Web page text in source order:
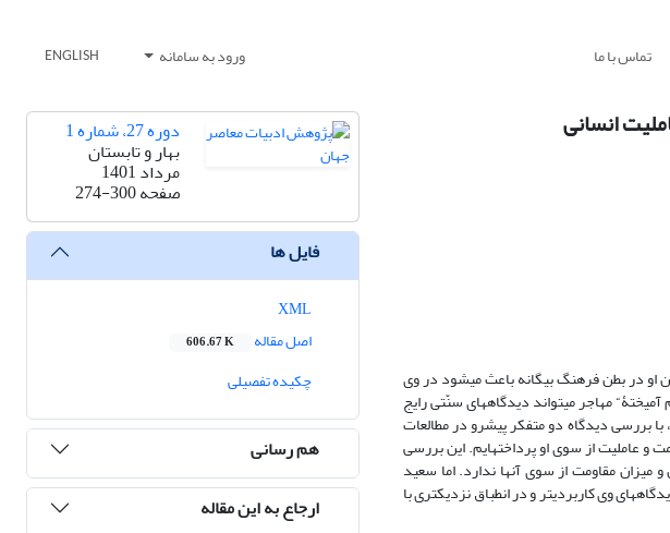
تماس با ما ورود به سامانه ENGLISH
انسانی
او در بطن فرهنگ بیگانه باعث می­شود در وی
مهاجر می­تواند دیدگاه­های سنّتی رایج
با بررسی دیدگاه دو متفکر پیشرو در مطالعات
و عاملیت از سوی او پرداخته­ایم. این بررسی
میزان مقاومت از سوی آن­ها ندارد. اما سعید
وی کاربردی­تر و در انطباق نزدیکتری با
دوره 27، شماره 1
بهار و تابستان
مرداد 1401
صفحه274-300
فایل ها
اصل مقاله
606.67 K
چکیده تفصیلی
هم رسانی
ارجاع به این مقاله